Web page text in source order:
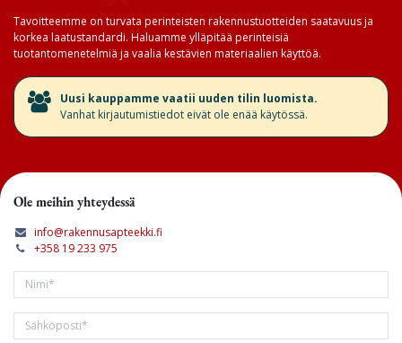
Tavoitteemme on turvata perinteisten rakennustuotteiden saatavuus ja
korkea laatustandardi. Haluamme ylläpitää perinteisiä
tuotantomenetelmiä ja vaalia kestävien materiaalien käyttöä.
​Uusi kauppamme vaatii uuden tilin luomista.
Vanhat kirjautumistiedot eivät ole enää käytössä.
Ole meihin yhteydessä
info@rakennusapteekki.fi
+358 19 233 975